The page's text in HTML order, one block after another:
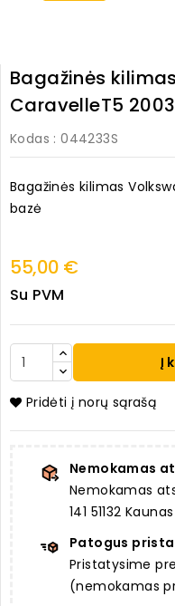
Bagažinės
CaravelleT5
Kodas : 044233S
Bagažinės kilimas
bazė
55,00 €
Su PVM
Į
Pridėti į norų sąrašą
Nemokamas
Nemokamas
141 51132 Kaunas
Patogus
Pristatysime
(nemokamas